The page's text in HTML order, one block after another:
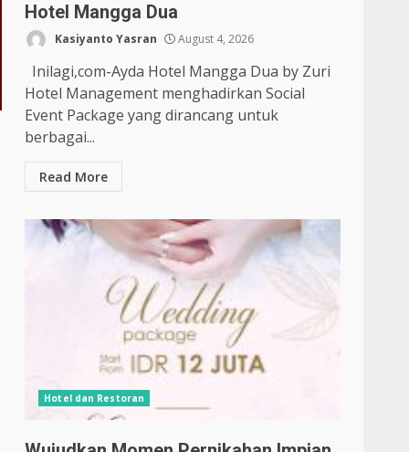
Hotel Mangga Dua
Kasiyanto Yasran August 4, 2026
Inilagi,com-Ayda Hotel Mangga Dua by Zuri
Hotel Management menghadirkan Social
Event Package yang dirancang untuk
berbagai...
Read More
Hotel dan Restoran